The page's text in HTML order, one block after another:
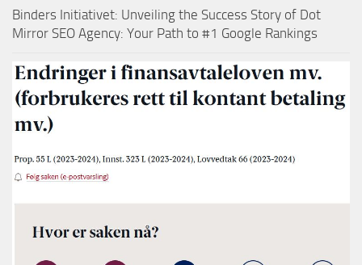
Binders Initiativet: Unveiling the Success Story of Dot
Mirror SEO Agency: Your Path to #1 Google Rankings